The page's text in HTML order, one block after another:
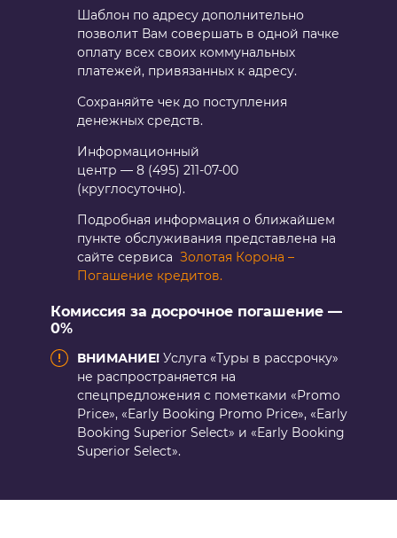
Шаблон по адресу дополнительно
позволит Вам совершать в одной пачке
оплату всех своих коммунальных
платежей, привязанных к адресу.
Сохраняйте чек до поступления
денежных средств.
Информационный
центр — 8 (495) 211-07-00
(круглосуточно).
Подробная информация о ближайшем
пункте обслуживания представлена на
сайте сервиса Золотая Корона –
Погашение кредитов.
Комиссия за досрочное погашение —
0%
ВНИМАНИЕ! Услуга «Туры в рассрочку»
не распространяется на
спецпредложения с пометками «Promo
Price», «Early Booking Promo Price», «Early
Booking Superior Select» и «Early Booking
Superior Select».